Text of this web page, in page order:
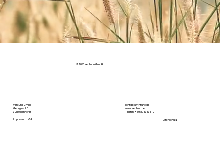
ventuno GmbH
Georgswall 5
30159 Hannover
Impressum | AGB
© 2026 ventuno GmbH
kontakt@ventuno.de
www.ventuno.de
Telefon: +49 511 763536-0
Datenschutz